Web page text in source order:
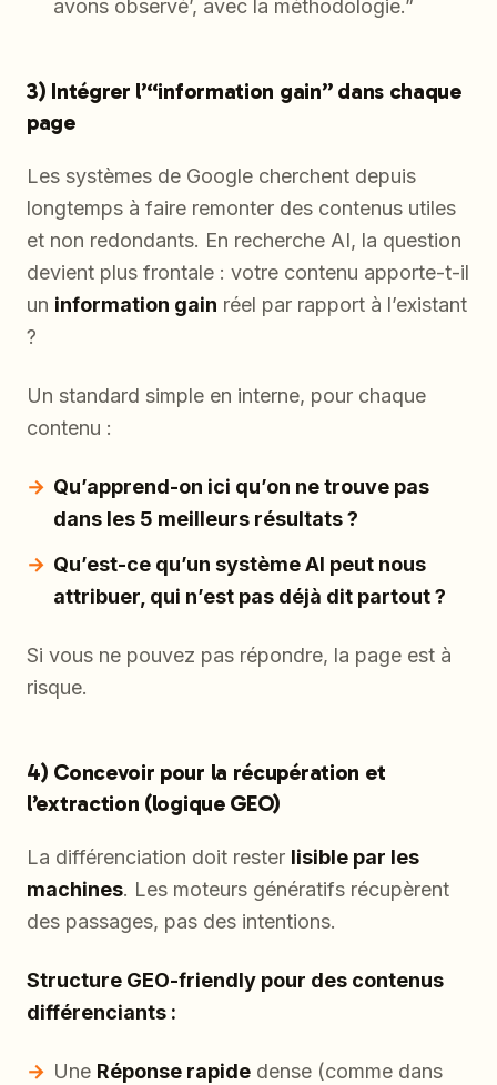
avons observé’, avec la méthodologie.”
3) Intégrer l’“information gain” dans chaque
page
Les systèmes de Google cherchent depuis
longtemps à faire remonter des contenus utiles
et non redondants. En recherche AI, la question
devient plus frontale : votre contenu apporte-t-il
un information gain réel par rapport à l’existant
?
Un standard simple en interne, pour chaque
contenu :
Qu’apprend-on ici qu’on ne trouve pas
dans les 5 meilleurs résultats ?
Qu’est-ce qu’un système AI peut nous
attribuer, qui n’est pas déjà dit partout ?
Si vous ne pouvez pas répondre, la page est à
risque.
4) Concevoir pour la récupération et
l’extraction (logique GEO)
La différenciation doit rester lisible par les
machines. Les moteurs génératifs récupèrent
des passages, pas des intentions.
Structure GEO-friendly pour des contenus
différenciants :
Une Réponse rapide dense (comme dans